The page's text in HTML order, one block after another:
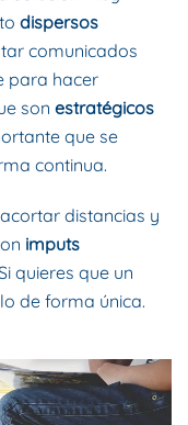
dispersos
comunicados
para hacer
son estratégicos
que se
continua.
distancias y
imputs
quieres que un
de forma única.